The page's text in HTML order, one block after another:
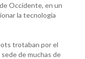
Occidente, en un
la tecnología
trotaban por el
de muchas de